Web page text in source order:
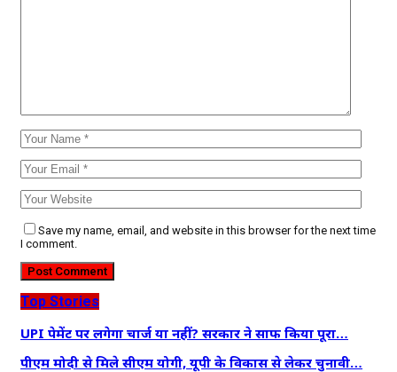
Save my name, email, and website in this browser for the next time
I comment.
Top Stories
UPI पेमेंट पर लगेगा चार्ज या नहीं? सरकार ने साफ किया पूरा…
पीएम मोदी से मिले सीएम योगी, यूपी के विकास से लेकर चुनावी…